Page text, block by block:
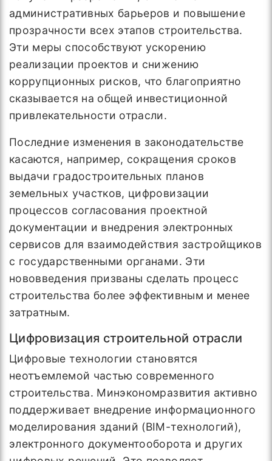
административных барьеров и повышение
прозрачности всех этапов строительства.
Эти меры способствуют ускорению
реализации проектов и снижению
коррупционных рисков, что благоприятно
сказывается на общей инвестиционной
привлекательности отрасли.
Последние изменения в законодательстве
касаются, например, сокращения сроков
выдачи градостроительных планов
земельных участков, цифровизации
процессов согласования проектной
документации и внедрения электронных
сервисов для взаимодействия застройщиков
с государственными органами. Эти
нововведения призваны сделать процесс
строительства более эффективным и менее
затратным.
Цифровизация строительной отрасли
Цифровые технологии становятся
неотъемлемой частью современного
строительства. Минэкономразвития активно
поддерживает внедрение информационного
моделирования зданий (BIM-технологий),
электронного документооборота и других